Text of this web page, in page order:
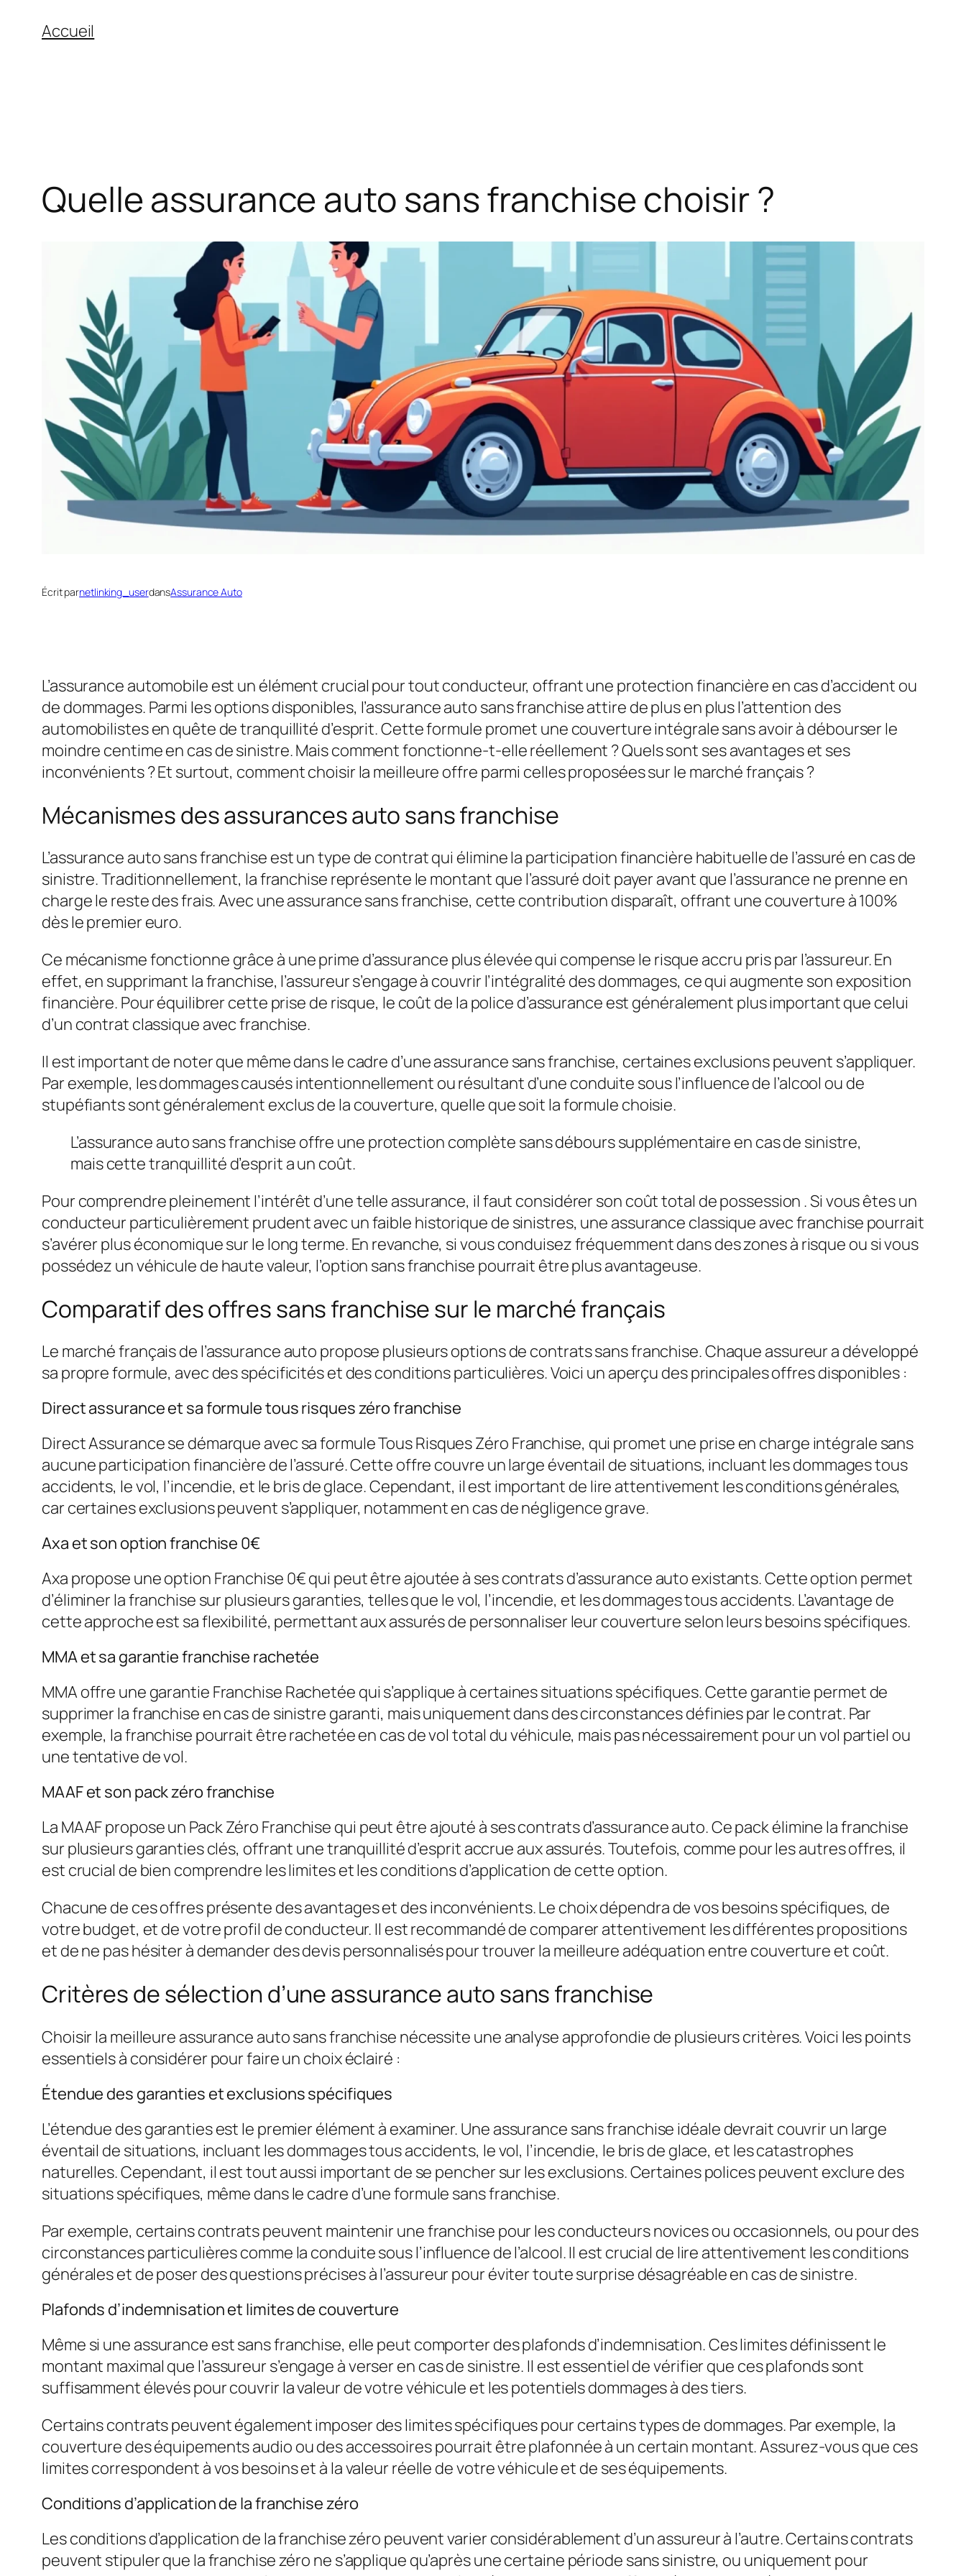
Accueil
Quelle assurance auto sans franchise choisir ?
Écrit parnetlinking_userdansAssurance Auto
L’assurance automobile est un élément crucial pour tout conducteur, offrant une protection financière en cas d’accident ou
de dommages. Parmi les options disponibles, l’assurance auto sans franchise attire de plus en plus l’attention des
automobilistes en quête de tranquillité d’esprit. Cette formule promet une couverture intégrale sans avoir à débourser le
moindre centime en cas de sinistre. Mais comment fonctionne-t-elle réellement ? Quels sont ses avantages et ses
inconvénients ? Et surtout, comment choisir la meilleure offre parmi celles proposées sur le marché français ?
Mécanismes des assurances auto sans franchise
L’assurance auto sans franchise est un type de contrat qui élimine la participation financière habituelle de l’assuré en cas de
sinistre. Traditionnellement, la franchise représente le montant que l’assuré doit payer avant que l’assurance ne prenne en
charge le reste des frais. Avec une assurance sans franchise, cette contribution disparaît, offrant une couverture à 100%
dès le premier euro.
Ce mécanisme fonctionne grâce à une prime d’assurance plus élevée qui compense le risque accru pris par l’assureur. En
effet, en supprimant la franchise, l’assureur s’engage à couvrir l’intégralité des dommages, ce qui augmente son exposition
financière. Pour équilibrer cette prise de risque, le coût de la police d’assurance est généralement plus important que celui
d’un contrat classique avec franchise.
Il est important de noter que même dans le cadre d’une assurance sans franchise, certaines exclusions peuvent s’appliquer.
Par exemple, les dommages causés intentionnellement ou résultant d’une conduite sous l’influence de l’alcool ou de
stupéfiants sont généralement exclus de la couverture, quelle que soit la formule choisie.
L’assurance auto sans franchise offre une protection complète sans débours supplémentaire en cas de sinistre,
mais cette tranquillité d’esprit a un coût.
Pour comprendre pleinement l’intérêt d’une telle assurance, il faut considérer son coût total de possession . Si vous êtes un
conducteur particulièrement prudent avec un faible historique de sinistres, une assurance classique avec franchise pourrait
s’avérer plus économique sur le long terme. En revanche, si vous conduisez fréquemment dans des zones à risque ou si vous
possédez un véhicule de haute valeur, l’option sans franchise pourrait être plus avantageuse.
Comparatif des offres sans franchise sur le marché français
Le marché français de l’assurance auto propose plusieurs options de contrats sans franchise. Chaque assureur a développé
sa propre formule, avec des spécificités et des conditions particulières. Voici un aperçu des principales offres disponibles :
Direct assurance et sa formule tous risques zéro franchise
Direct Assurance se démarque avec sa formule Tous Risques Zéro Franchise, qui promet une prise en charge intégrale sans
aucune participation financière de l’assuré. Cette offre couvre un large éventail de situations, incluant les dommages tous
accidents, le vol, l’incendie, et le bris de glace. Cependant, il est important de lire attentivement les conditions générales,
car certaines exclusions peuvent s’appliquer, notamment en cas de négligence grave.
Axa et son option franchise 0€
Axa propose une option Franchise 0€ qui peut être ajoutée à ses contrats d’assurance auto existants. Cette option permet
d’éliminer la franchise sur plusieurs garanties, telles que le vol, l’incendie, et les dommages tous accidents. L’avantage de
cette approche est sa flexibilité, permettant aux assurés de personnaliser leur couverture selon leurs besoins spécifiques.
MMA et sa garantie franchise rachetée
MMA offre une garantie Franchise Rachetée qui s’applique à certaines situations spécifiques. Cette garantie permet de
supprimer la franchise en cas de sinistre garanti, mais uniquement dans des circonstances définies par le contrat. Par
exemple, la franchise pourrait être rachetée en cas de vol total du véhicule, mais pas nécessairement pour un vol partiel ou
une tentative de vol.
MAAF et son pack zéro franchise
La MAAF propose un Pack Zéro Franchise qui peut être ajouté à ses contrats d’assurance auto. Ce pack élimine la franchise
sur plusieurs garanties clés, offrant une tranquillité d’esprit accrue aux assurés. Toutefois, comme pour les autres offres, il
est crucial de bien comprendre les limites et les conditions d’application de cette option.
Chacune de ces offres présente des avantages et des inconvénients. Le choix dépendra de vos besoins spécifiques, de
votre budget, et de votre profil de conducteur. Il est recommandé de comparer attentivement les différentes propositions
et de ne pas hésiter à demander des devis personnalisés pour trouver la meilleure adéquation entre couverture et coût.
Critères de sélection d’une assurance auto sans franchise
Choisir la meilleure assurance auto sans franchise nécessite une analyse approfondie de plusieurs critères. Voici les points
essentiels à considérer pour faire un choix éclairé :
Étendue des garanties et exclusions spécifiques
L’étendue des garanties est le premier élément à examiner. Une assurance sans franchise idéale devrait couvrir un large
éventail de situations, incluant les dommages tous accidents, le vol, l’incendie, le bris de glace, et les catastrophes
naturelles. Cependant, il est tout aussi important de se pencher sur les exclusions. Certaines polices peuvent exclure des
situations spécifiques, même dans le cadre d’une formule sans franchise.
Par exemple, certains contrats peuvent maintenir une franchise pour les conducteurs novices ou occasionnels, ou pour des
circonstances particulières comme la conduite sous l’influence de l’alcool. Il est crucial de lire attentivement lesconditions
généraleset de poser des questions précises à l’assureur pour éviter toute surprise désagréable en cas de sinistre.
Plafonds d’indemnisation et limites de couverture
Même si une assurance est sans franchise, elle peut comporter des plafonds d’indemnisation. Ces limites définissent le
montant maximal que l’assureur s’engage à verser en cas de sinistre. Il est essentiel de vérifier que ces plafonds sont
suffisamment élevés pour couvrir la valeur de votre véhicule et les potentiels dommages à des tiers.
Certains contrats peuvent également imposer des limites spécifiques pour certains types de dommages. Par exemple, la
couverture des équipements audio ou des accessoires pourrait être plafonnée à un certain montant. Assurez-vous que ces
limites correspondent à vos besoins et à la valeur réelle de votre véhicule et de ses équipements.
Conditions d’application de la franchise zéro
Les conditions d’application de la franchise zéro peuvent varier considérablement d’un assureur à l’autre. Certains contrats
peuvent stipuler que la franchise zéro ne s’applique qu’après une certaine période sans sinistre, ou uniquement pour